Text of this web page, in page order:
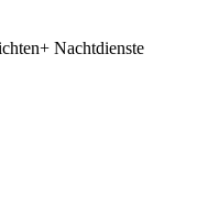
Nachtdienste